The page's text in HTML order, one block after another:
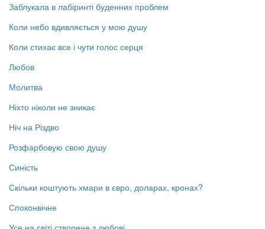
Заблукала в лабіринті буденних проблем
Коли небо вдивляється у мою душу
Коли стихає все і чути голос серця
Любов
Молитва
Ніхто ніколи не зникає
Ніч на Різдво
Розфарбовую свою душу
Синість
Скільки коштують хмари в євро, доларах, кронах?
Споконвічне